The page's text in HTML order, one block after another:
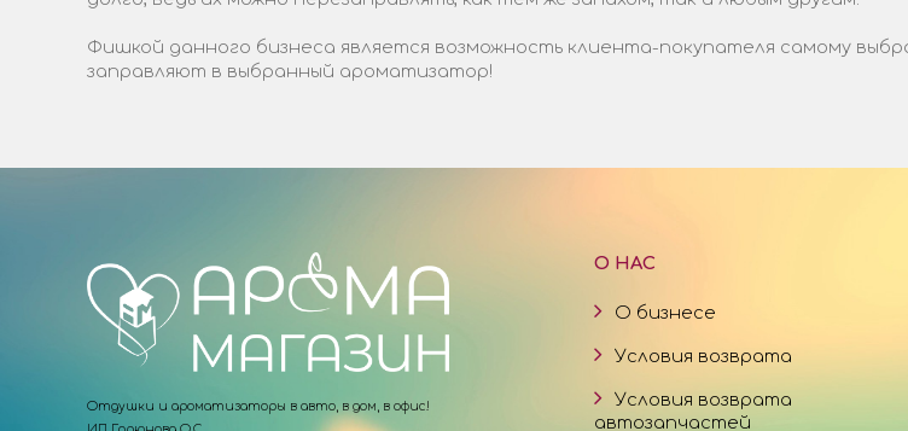
Фишкой данного бизнеса является возможность клиента-покупателя самому
заправляют в выбранный ароматизатор!
Отдушки и ароматизаторы в авто, в дом, в офис!
О НАС
О бизнесе
Условия возврата
Условия возврата
автозапчастей